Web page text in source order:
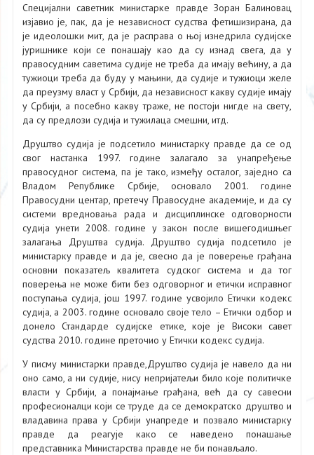
Специјални саветник министарке правде Зоран Балиновац
изјавио је, пак, да је независност судства фетишизирана, да
је идеолошки мит, да је расправа о њој изнедрила судијске
јуришнике који се понашају као да су изнад свега, да у
правосудним саветима судије не треба да имају већину, а да
тужиоци треба да буду у мањини, да судије и тужиоци желе
да преузму власт у Србији, да независност какву судије имају
у Србији, а посебно какву траже, не постоји нигде на свету,
да су предлози судија и тужилаца смешни, итд.
Друштво судија је подсетило министарку правде да се од
свог настанка 1997. године залагало за унапређење
правосудног система, па је тако, између осталог, заједно са
Владом Републике Србије, основало 2001. године
Правосудни центар, претечу Правосудне академије, и да су
системи вредновања рада и дисциплинске одговорности
судија унети 2008. године у закон после вишегодишњег
залагања Друштва судија. Друштво судија подсетило је
министарку правде и да је, свесно да је поверење грађана
основни показатељ квалитета судског система и да тог
поверења не може бити без одговорног и етички исправног
поступања судија, још 1997. године усвојило Етички кодекс
судија, а 2003. године основало своје тело – Етички одбор и
донело Стандарде судијске етике, којe је Високи савет
судства 2010. године преточио у Етички кодекс судија.
У писму министарки правде,Друштво судија је навело да ни
оно само, а ни судије, нису непријатељи било које политичке
власти у Србији, а понајмање грађана, већ да су савесни
професионалци који се труде да се демократско друштво и
владавина права у Србији унапреде и позвало министарку
правде да реагује како се наведено понашање
представника Министарства правде не би понављало.